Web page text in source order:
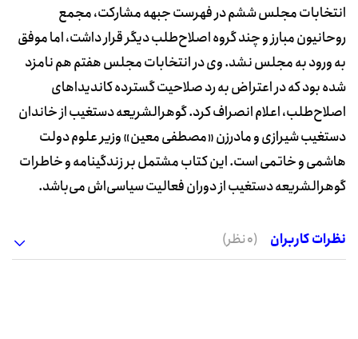
انتخابات مجلس ششم در فهرست جبهه مشارکت، مجمع
روحانیون مبارز و چند گروه اصلاح‌طلب دیگر قرار داشت، اما موفق
به ورود به مجلس نشد. وی در انتخابات مجلس هفتم هم نامزد
شده بود که در اعتراض به رد صلاحیت گسترده کاندیداهای
اصلاح‌طلب، اعلام انصراف کرد. گوهرالشریعه دستغیب از خاندان
دستغیب شیرازی و مادرزن «مصطفی معین» وزیر علوم دولت
هاشمی و خاتمی است. این کتاب مشتمل بر زندگینامه و خاطرات
گوهرالشریعه دستغیب از دوران فعالیت سیاسی‌اش می‌باشد.
نظرات کاربران (0 نظر)